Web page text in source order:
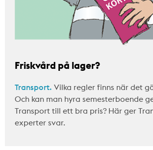
Friskvård på lager?
Transport. Vilka regler finns när det
Och kan man hyra semesterboende
Transport till ett bra pris? Här ger
experter svar.